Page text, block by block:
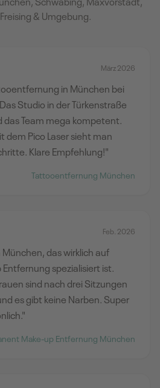
& Umgebung.
März 2026
in München bei
Studio in der Türkenstraße
das Team mega kompetent.
dem Pico Laser sieht man
Klare Empfehlung!"
Tattooentfernung München
Feb. 2026
das wirklich auf
spezialisiert ist.
sind nach drei Sitzungen
es gibt keine Narben. Super
Make-up Entfernung München